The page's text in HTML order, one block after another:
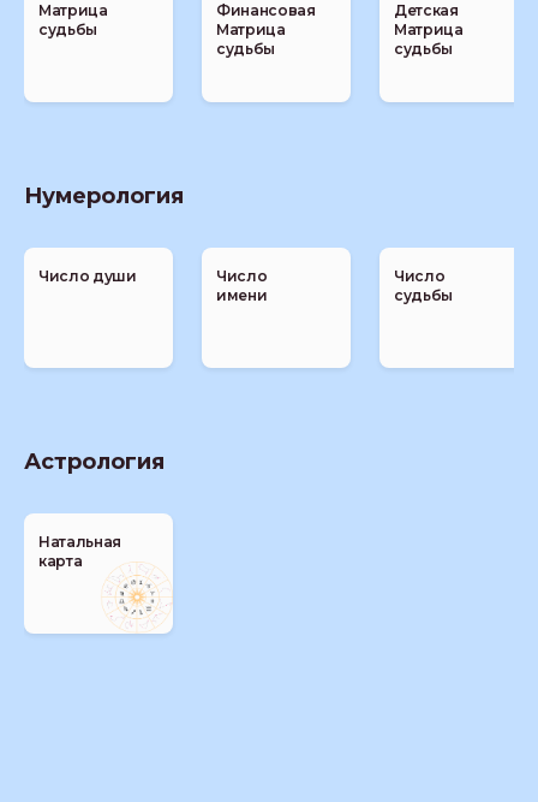
Матрица
судьбы
Финансовая
Матрица
судьбы
Детская
Матрица
судьбы
Нумерология
Число души
Число
имени
Число
судьбы
Астрология
Натальная
карта